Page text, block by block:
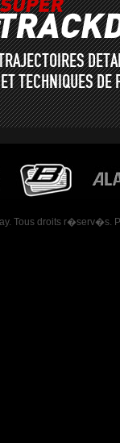
TECHNIQUES DE
Tous droits r�serv�s.